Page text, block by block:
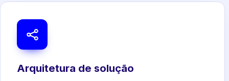
Arquitetura de solução